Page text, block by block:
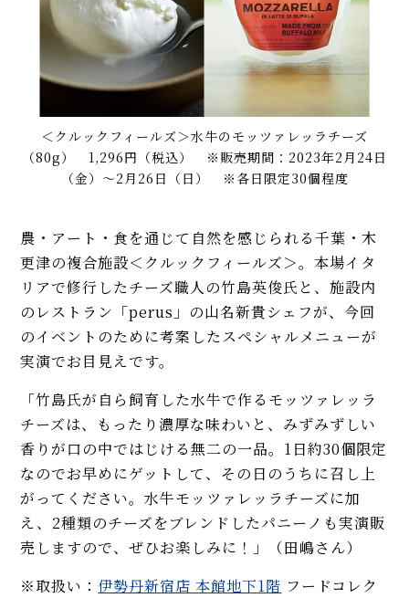
＜クルックフィールズ＞水牛のモッツァレッラチーズ
（80g） 1,296円（税込） ※販売期間：2023年2月24日
（金）〜2月26日（日） ※各日限定30個程度
農・アート・食を通じて自然を感じられる千葉・木
更津の複合施設＜クルックフィールズ＞。本場イタ
リアで修行したチーズ職人の竹島英俊氏と、施設内
のレストラン「perus」の山名新貴シェフが、今回
のイベントのために考案したスペシャルメニューが
実演でお目見えです。
「竹島氏が自ら飼育した水牛で作るモッツァレッラ
チーズは、もったり濃厚な味わいと、みずみずしい
香りが口の中ではじける無二の一品。1日約30個限定
なのでお早めにゲットして、その日のうちに召し上
がってください。水牛モッツァレッラチーズに加
え、2種類のチーズをブレンドしたパニーノも実演販
売しますので、ぜひお楽しみに！」（田嶋さん）
※取扱い： 伊勢丹新宿店 本館地下1階 フードコレク